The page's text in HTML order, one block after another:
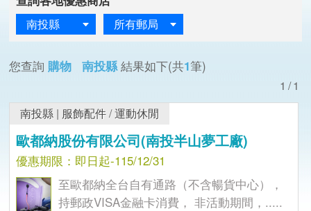
南投縣 所有郵局
您查詢 購物 南投縣 結果如下(共1筆)
1/1
南投縣 | 服飾配件/運動休閒
歐都納股份有限公司(南投半山夢工廠)
優惠期限：即日起-115/12/31
至歐都納全台自有通路（不含暢貨中心），
持郵政VISA金融卡消費， 非活動期間，.....